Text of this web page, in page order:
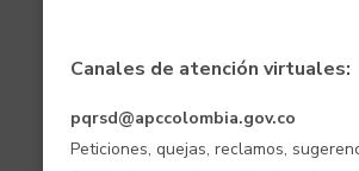
Canales de atención virtuales:
pqrsd@apccolombia.gov.co
Peticiones, quejas, reclamos,